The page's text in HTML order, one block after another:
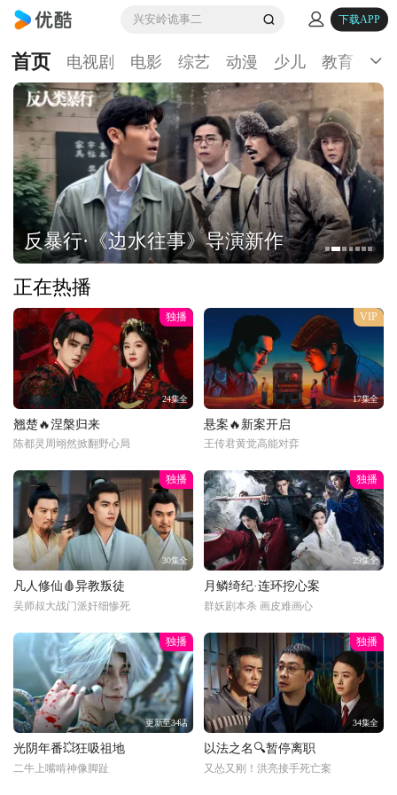
兴安岭诡事二 下载APP
首页 电视剧 电影 综艺 动漫 少儿 教育 生
反暴行·《边水往事》导演新作
正在热播
独播
24集全
翘楚🔥涅槃归来
陈都灵周翊然掀翻野心局
VIP
17集全
悬案🔥新案开启
王传君黄觉高能对弈
独播
30集全
凡人修仙🩸异教叛徒
吴师叔大战门派奸细惨死
独播
29集全
月鳞绮纪·连环挖心案
群妖剧本杀 画皮难画心
独播
更新至34话
光阴年番💥狂吸祖地
二牛上嘴啃神像脚趾
独播
34集全
以法之名🔍暂停离职
又怂又刚！洪亮接手死亡案